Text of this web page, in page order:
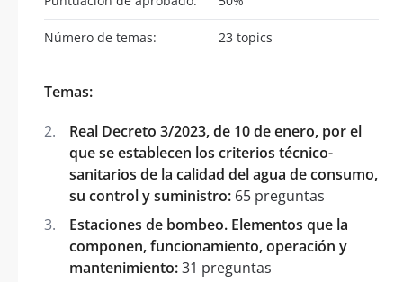
Número de temas: 23 topics
Temas:
Real Decreto 3/2023, de 10 de enero, por el
que se establecen los criterios técnico-
sanitarios de la calidad del agua de consumo,
su control y suministro: 65 preguntas
Estaciones de bombeo. Elementos que la
componen, funcionamiento, operación y
mantenimiento:31 preguntas